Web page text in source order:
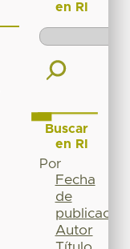
en RI
Buscar
en RI
Por
Fecha
de
publicación
Autor